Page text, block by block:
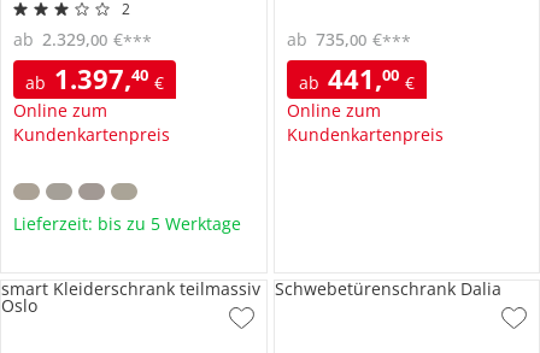
2
ab 1.397,40 €
Online zum
Kundenkartenpreis
ab 2.329,00 €***
Lieferzeit: bis zu 5 Werktage
ab 441,00 €
Online zum
Kundenkartenpreis
ab 735,00 €***
smart Kleiderschrank teilmassiv
Oslo
Schwebetürenschrank Dalia